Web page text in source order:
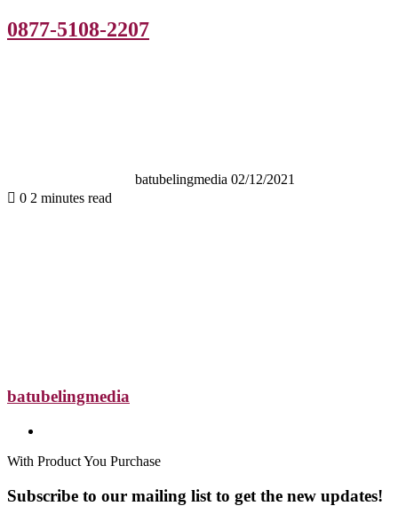
0877-5108-2207
batubelingmedia 02/12/2021
0 2 minutes read
batubelingmedia
With Product You Purchase
Subscribe to our mailing list to get the new updates!